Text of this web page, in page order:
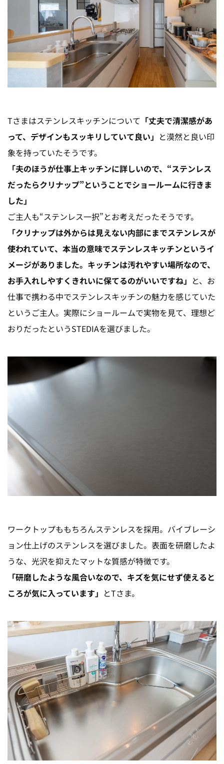
Tさまはステンレスキッチンについて 「丈夫で清潔感があ
って、デザインもスッキリしていて良い」 と漠然と良い印
象を持っていたそうです。
「夫のほうが仕事上キッチンに詳しいので、“ステンレス
だったらクリナップ”ということでショールームに行きま
した」
ご主人も“ステンレス一択”とお考えだったそうです。
「クリナップは外からは見えない内部にまでステンレスが
使われていて、本当の意味でステンレスキッチンというイ
メージがありました。キッチンは汚れやすい場所なので、
お手入れしやすくきれいに保てるのがいいですね」 と、お
仕事で携わる中でステンレスキッチンの魅力を感じていた
というご主人。実際にショールームで実物を見て、理想ど
おりだったというSTEDIAを選びました。
ワークトップももちろんステンレスを採用。バイブレーシ
ョン仕上げのステンレスを選びました。表面を研磨したよ
うな、光沢を抑えたマットな質感が特徴です。
「研磨したような風合いなので、キズを気にせず使えると
ころが気に入っています」 とTさま。